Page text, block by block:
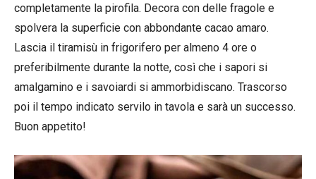
completamente la pirofila. Decora con delle fragole e
spolvera la superficie con abbondante cacao amaro.
Lascia il tiramisù in frigorifero per almeno 4 ore o
preferibilmente durante la notte, così che i sapori si
amalgamino e i savoiardi si ammorbidiscano. Trascorso
poi il tempo indicato servilo in tavola e sarà un successo.
Buon appetito!